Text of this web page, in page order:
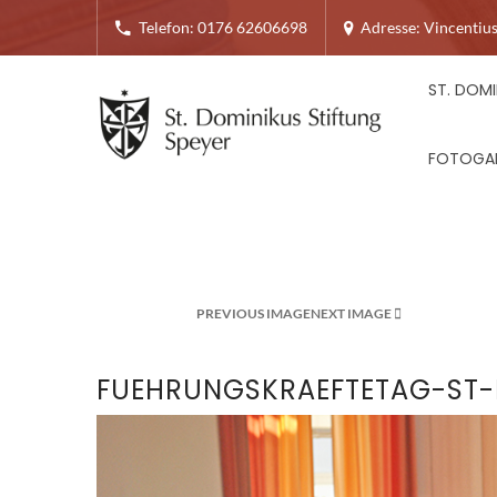
Telefon: 0176 62606698 Adresse:
ST.
PREVIOUS IMAGENEXT IMAGE
FUEHRUNGSKRAEFTETAG-